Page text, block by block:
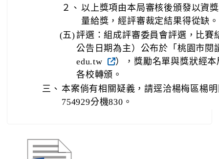
２、 以上獎項由本局審核後頒發以資
量給獎，經評審裁定結果得從缺。
(五)評選：組成評審委員會評選，比賽
公告日期為主）公布於「桃園市閱
edu.tw
），獎勵名單與獎狀經
各校轉頒。
三、 本案倘有相關疑義，請逕洽楊梅區楊
754929分機830。